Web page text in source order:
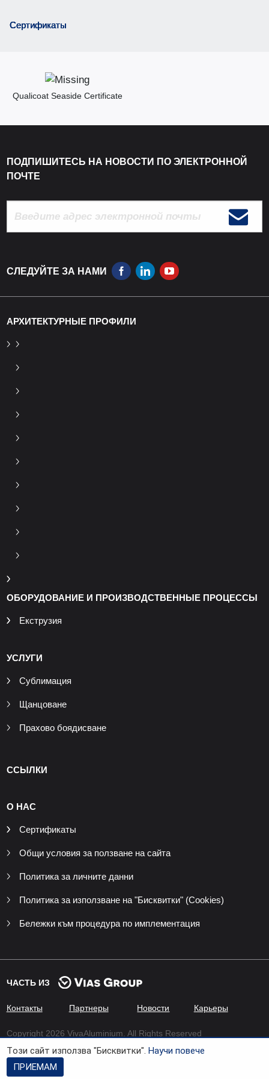
Сертификаты
Qualicoat Seaside Certificate
ПОДПИШИТЕСЬ НА НОВОСТИ ПО ЭЛЕКТРОННОЙ
ПОЧТЕ
СЛЕДУЙТЕ ЗА НАМИ
Tози сайт използва "Бисквитки". Научи повече
ПРИЕМАМ
АРХИТЕКТУРНЫЕ ПРОФИЛИ
ОБОРУДОВАНИЕ И ПРОИЗВОДСТВЕННЫЕ ПРОЦЕССЫ
Екструзия
УСЛУГИ
Сублимация
Щанцоване
Прахово боядисване
ССЫЛКИ
О НАС
Сертификаты
Общи условия за ползване на сайта
Политика за личните данни
Политика за използване на "Бисквитки" (Cookies)
Бележки към процедура по имплементация
ЧАСТЬ ИЗ
Контакты Партнеры Новости Карьеры
Copyright 2026 VivaAluminium. All Rights Reserved
Developed byXenium Company